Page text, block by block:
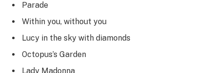
Parade
Within you, without you
Lucy in the sky with diamonds
Octopus’s Garden
Lady Madonna